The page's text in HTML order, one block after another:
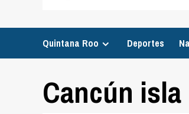
Quintana Roo Deportes
Cancún isla